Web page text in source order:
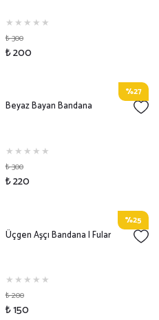
₺ 300
₺ 200
%27
Beyaz Bayan Bandana
₺ 300
₺ 220
%25
Üçgen Aşçı Bandana | Fular
₺ 200
₺ 150